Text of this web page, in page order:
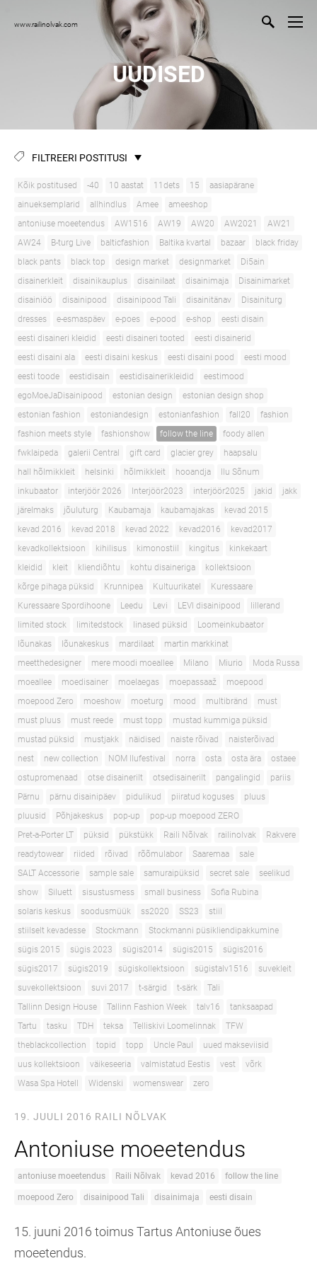
www.railinolvak.com
UUDISED
FILTREERI POSTITUSI
Kõik postitused -40 10 aastat 11dets 15
aasiapärane
ainueksemplarid
allhindlus Amee
ameeshop
antoniuse moeetendus
AW1516 AW19 AW20 AW2021
AW21
AW24
B-turg Live balticfashion Baltika kvartal bazaar
black friday
black pants
black top design market designmarket
Di5ain
disainerkleit
disainikauplus disainilaat disainimaja
Disainimarket
disainiöö
disainipood disainipood Tali disainitänav
Disainiturg
dresses
e-esmaspäev e-poes e-pood e-shop
eesti disain
eesti disaineri kleidid
eesti disaineri tooted
eesti disainerid
eesti disaini ala
eesti disaini keskus eesti disaini pood
eesti mood
eesti toode
eestidisain eestidisainerikleidid
eestimood
egoMoeJaDisainipood
estonian design
estonian design shop
estonian fashion
estoniandesign estonianfashion fall20
fashion
fashion meets style
fashionshow follow the line
foody allen
fwklaipeda
galerii Central gift card glacier grey
haapsalu
hall hõlmikkleit
helsinki hõlmikkleit hooandja
Ilu Sõnum
inkubaator
interjöör 2026 Interjöör2023 interjöör2025 jakid
jakk
järelmaks
jõuluturg Kaubamaja kaubamajakas
kevad 2015
kevad 2016
kevad 2018 kevad 2022 kevad2016
kevad2017
kevadkollektsioon
kihilisus kimonostiil kingitus
kinkekaart
kleidid
kleit kliendiõhtu kohtu disaineriga
kollektsioon
kõrge pihaga püksid
Krunnipea Kultuurikatel
Kuressaare
Kuressaare Spordihoone
Leedu Levi LEVI disainipood
lillerand
limited stock
limitedstock linased püksid
Loomeinkubaator
lõunakas
lõunakeskus mardilaat
martin markkinat
meetthedesigner
mere moodi moeallee Milano Miurio
Moda Russa
moeallee
moedisainer moelaegas moepassaaž
moepood
moepood Zero
moeshow moeturg mood multibränd
must
must pluus
must reede must topp
mustad kummiga püksid
mustad püksid
mustjakk näidised naiste rõivad
naisterõivad
nest
new collection NOM Ilufestival norra osta osta ära
ostaee
ostupromenaad
otse disainerilt otsedisainerilt pangalingid
pariis
Pärnu
pärnu disainipäev pidulikud piiratud koguses
pluus
pluusid
Põhjakeskus pop-up
pop-up moepood ZERO
Pret-a-Porter LT
püksid pükstükk Raili Nõlvak railinolvak
Rakvere
readytowear
riided rõivad rõõmulabor Saaremaa
sale
SALT Accessorie
sample sale samuraipüksid secret sale
seelikud
show
Siluett sisustusmess small business
Sofia Rubina
solaris keskus
soodusmüük ss2020 SS23
stiil
stiilselt kevadesse
Stockmann
Stockmanni püsikliendipakkumine
sügis 2015
sügis 2023 sügis2014 sügis2015
sügis2016
sügis2017
sügis2019 sügiskollektsioon sügistalv1516
suvekleit
suvekollektsioon
suvi 2017 t-särgid t-särk
Tali
Tallinn Design House
Tallinn Fashion Week talv16
tanksaapad
Tartu
tasku TDH teksa Telliskivi Loomelinnak
TFW
theblackcollection
topid topp Uncle Paul
uued makseviisid
uus kollektsioon
väikeseeria valmistatud Eestis vest
võrk
Wasa Spa Hotell
Widenski womenswear zero
19. JUULI 2016 RAILI NÕLVAK
Antoniuse moeetendus
antoniuse moeetendus Raili Nõlvak kevad 2016 follow the line
moepood Zero disainipood Tali disainimaja eesti disain
15. juuni 2016 toimus Tartus Antoniuse õues
moeetendus.